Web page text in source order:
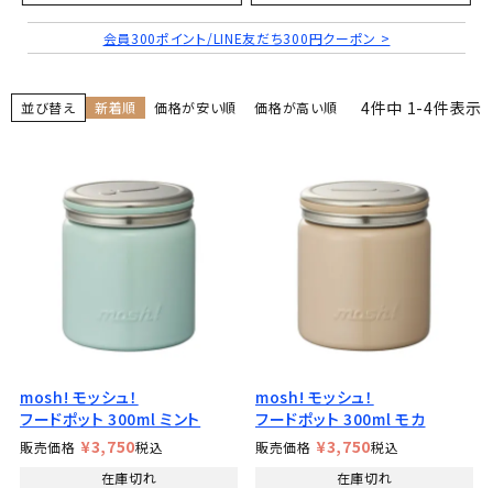
会員300ポイント/LINE友だち300円クーポン >
並び替え 新着順 価格が安い順 価格が高い順 4件中 1-4件表示
mosh! モッシュ！
フードポット 300ml ミント
販売価格 ¥3,750税込
在庫切れ
mosh! モッシュ！
フードポット 300ml モカ
販売価格 ¥3,750税込
在庫切れ